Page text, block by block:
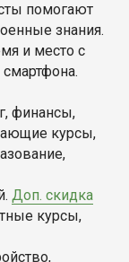
помогают
знания.
и место с
финансы,
курсы,
Доп. скидка
курсы,